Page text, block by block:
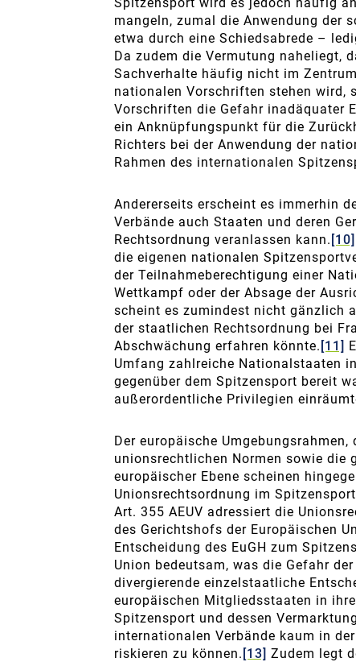
mangeln, zumal die Anwendung der
etwa durch eine Schiedsabrede –
Da zudem die Vermutung naheliegt,
Sachverhalte häufig nicht im
nationalen Vorschriften stehen wird,
Vorschriften die Gefahr inadäquater
ein Anknüpfungspunkt für die
Richters bei der Anwendung der
Rahmen des internationalen
Andererseits erscheint es immerhin
Verbände auch Staaten und deren
Rechtsordnung veranlassen kann. [10]
die eigenen nationalen
der Teilnahmeberechtigung einer
Wettkampf oder der Absage der
scheint es zumindest nicht gänzlich
der staatlichen Rechtsordnung bei
Abschwächung erfahren könnte. [11]
Umfang zahlreiche Nationalstaaten
gegenüber dem Spitzensport bereit
außerordentliche Privilegien
Der europäische
unionsrechtlichen Normen sowie die
europäischer Ebene scheinen
Unionsrechtsordnung im
Art. 355 AEUV adressiert die
des Gerichtshofs der Europäischen
Entscheidung des EuGH zum
Union bedeutsam, was die Gefahr
divergierende einzelstaatliche
europäischen Mitgliedsstaaten in
Spitzensport und dessen
internationalen Verbände kaum in
riskieren zu können. [13] Zudem legt